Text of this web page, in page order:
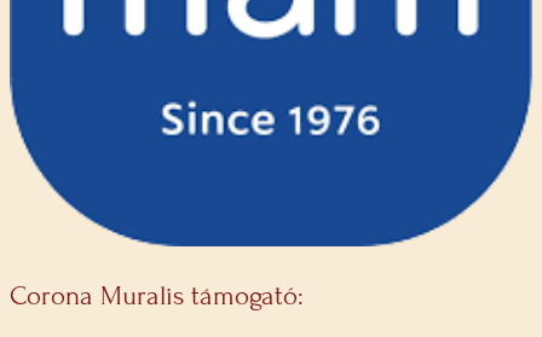
Corona Muralis támogató: